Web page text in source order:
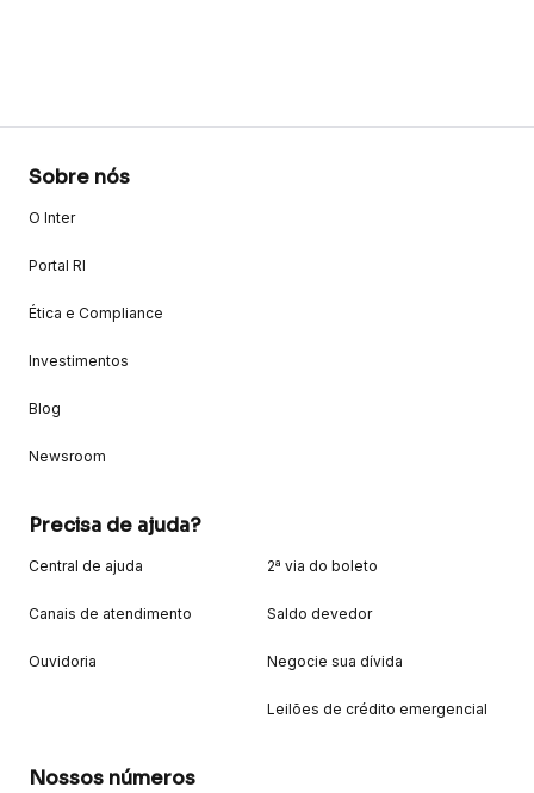
Sobre nós
O Inter
Portal RI
Ética e Compliance
Investimentos
Blog
Newsroom
Precisa de ajuda?
Central de ajuda
Canais de atendimento
Ouvidoria
2ª via do boleto
Saldo devedor
Negocie sua dívida
Leilões de crédito emergencial
Nossos números